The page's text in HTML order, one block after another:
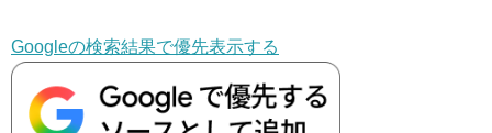
Googleの検索結果で優先表示する